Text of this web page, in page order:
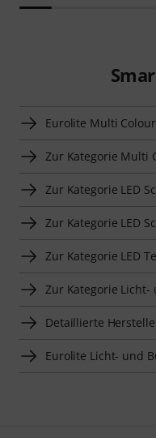
Eurolite Multi
Zur Kategorie Multi
Zur Kategorie LED
Zur Kategorie LED
Zur Kategorie LED
Zur Kategorie
Detaillierte
Eurolite Licht- und